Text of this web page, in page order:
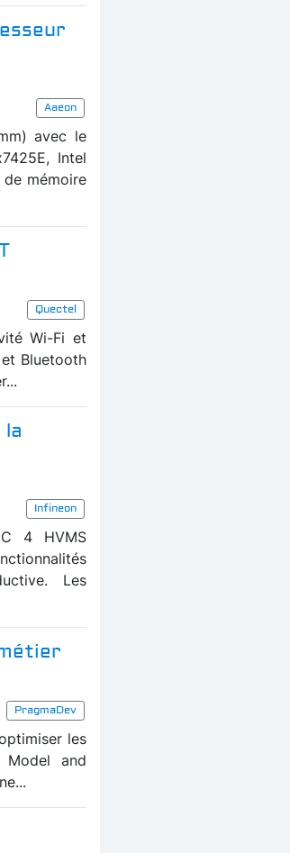
Aaeon
avec le
Intel
mémoire
Quectel
Wi-Fi et
Bluetooth
Infineon
4 HVMS
Les
PragmaDev
les
Model and